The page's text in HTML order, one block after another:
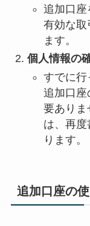
追加口座
有効な取
ます。
個人情報の
すでに行
追加口座
要ありま
は、再
ります。
追加口座の